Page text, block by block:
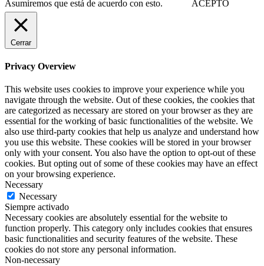
Asumiremos que está de acuerdo con esto.
ACEPTO
Cerrar
Privacy Overview
This website uses cookies to improve your experience while you
navigate through the website. Out of these cookies, the cookies that
are categorized as necessary are stored on your browser as they are
essential for the working of basic functionalities of the website. We
also use third-party cookies that help us analyze and understand how
you use this website. These cookies will be stored in your browser
only with your consent. You also have the option to opt-out of these
cookies. But opting out of some of these cookies may have an effect
on your browsing experience.
Necessary
Necessary
Siempre activado
Necessary cookies are absolutely essential for the website to
function properly. This category only includes cookies that ensures
basic functionalities and security features of the website. These
cookies do not store any personal information.
Non-necessary